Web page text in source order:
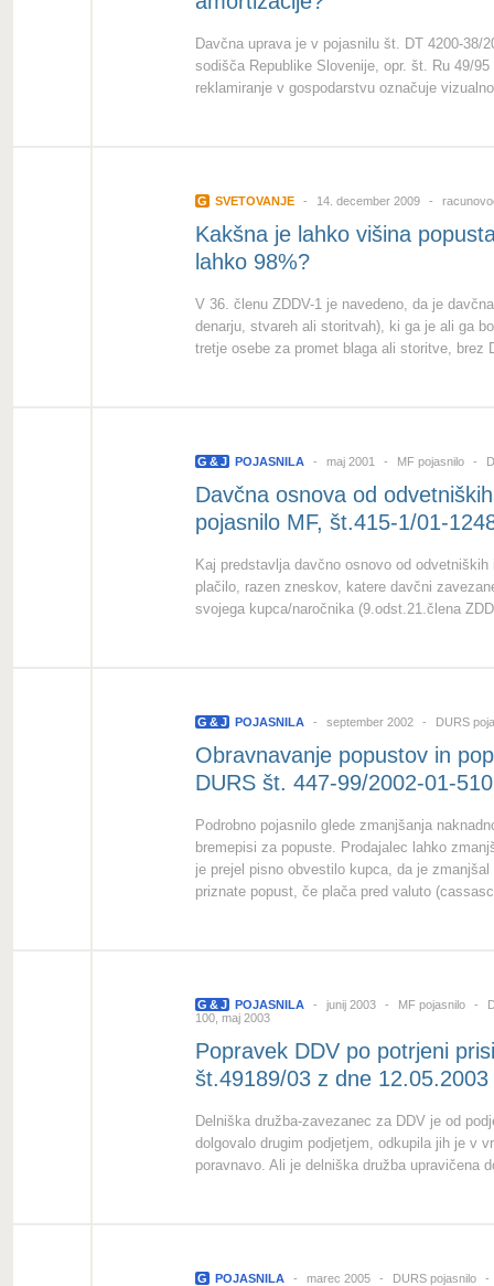
Davčna uprava je v pojasnilu št. DT 4200-38/
sodišča Republike Slovenije, opr. št. Ru 49/
reklamiranje v gospodarstvu označuje
G SVETOVANJE 14. december 2009
Kakšna je lahko višina
lahko 98%?
V 36. členu ZDDV-1 je navedeno, da je
denarju, stvareh ali storitvah), ki ga je ali ga
tretje osebe za promet blaga ali storitve, brez
G &J POJASNILA maj 2001 MF pojasnilo
Davčna osnova od
pojasnilo MF, št.415-1/01-
Kaj predstavlja davčno osnovo od
plačilo, razen zneskov, katere davčni
svojega kupca/naročnika (9.odst.21.člena
G &J POJASNILA september 2002 DURS
Obravnavanje popustov in
DURS št. 447-99/2002-01-
Podrobno pojasnilo glede zmanjšanja
bremepisi za popuste. Prodajalec lahko
je prejel pisno obvestilo kupca, da je
priznate popust, če plača pred valuto
G &J POJASNILA junij 2003 MF pojasnilo
100, maj 2003
Popravek DDV po potrjeni
št.49189/03 z dne 12.05.2003
Delniška družba-zavezanec za DDV je od
dolgovalo drugim podjetjem, odkupila jih je v
poravnavo. Ali je delniška družba upravičena
G POJASNILA marec 2005 DURS pojasnilo